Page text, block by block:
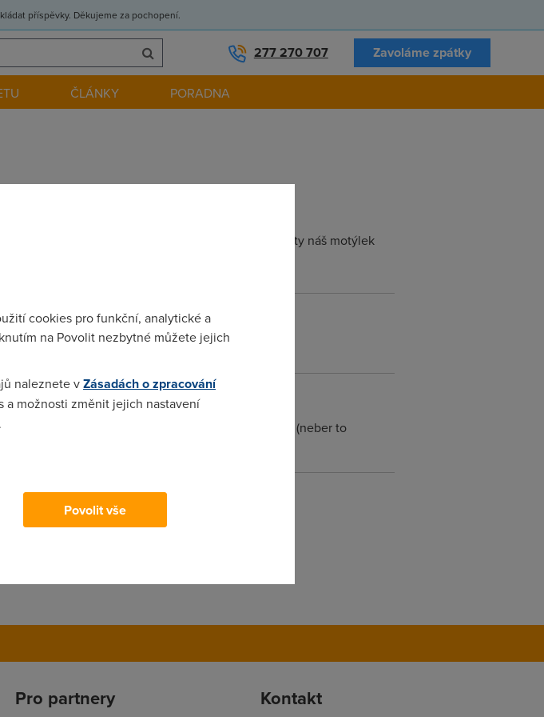
příspěvky. Děkujeme za pochopení.
277 270 707 Zavoláme zpátky
ČLÁNKY PORADNA
NAT a mám takový podezření, že v tom mám prsty náš motýlek
zvýšení
to na nás Tc vytáhne zpátky jiným způsobem.
je dost k smichu. Jak vidím, pro každého troubu (neber to
Žluťas.
Pro partnery Kontakt
cookies pro funkční, analytické a
na Povolit nezbytné můžete jejich
naleznete vZásadách o zpracování
a možnosti změnit jejich nastavení
.
Povolit vše